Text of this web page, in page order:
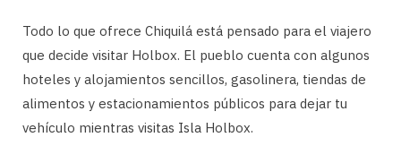
Todo lo que ofrece Chiquilá está pensado para el viajero
que decide visitar Holbox. El pueblo cuenta con algunos
hoteles y alojamientos sencillos, gasolinera, tiendas de
alimentos y estacionamientos públicos para dejar tu
vehículo mientras visitas Isla Holbox.